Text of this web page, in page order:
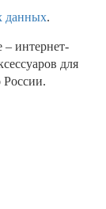
данных.
интернет-
для
России.